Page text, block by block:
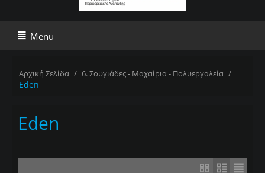
Menu
Αρχική Σελίδα / 6. Σουγιάδες - Μαχαίρια - Πολυεργαλεία /
Eden
Eden